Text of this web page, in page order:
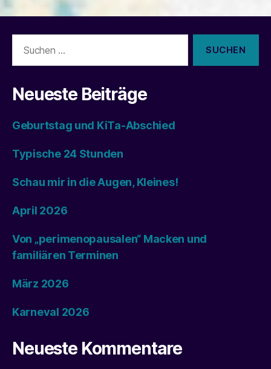
nach:
Neueste Beiträge
Geburtstag und KiTa-Abschied
Typische 24 Stunden
Schau mir in die Augen, Kleines!
April 2026
Von „perimenopausalen“ Macken und
familiären Terminen
März 2026
Karneval 2026
Neueste Kommentare